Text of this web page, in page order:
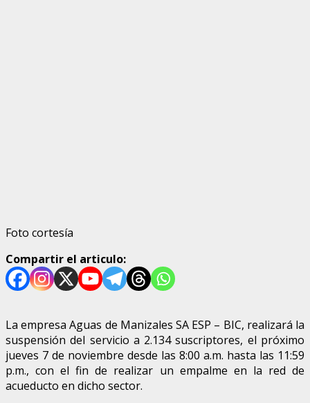
Foto cortesía
Compartir el articulo:
La empresa Aguas de Manizales SA ESP – BIC, realizará la
suspensión del servicio a 2.134 suscriptores, el próximo
jueves 7 de noviembre desde las 8:00 a.m. hasta las 11:59
p.m., con el fin de realizar un empalme en la red de
acueducto en dicho sector.